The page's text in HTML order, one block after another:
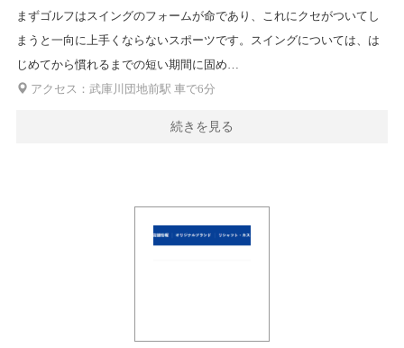
まずゴルフはスイングのフォームが命であり、これにクセがついてし
まうと一向に上手くならないスポーツです。スイングについては、は
じめてから慣れるまでの短い期間に固め…
アクセス：武庫川団地前駅 車で6分
続きを見る